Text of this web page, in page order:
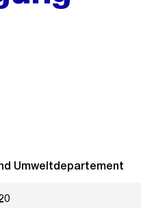
Umweltdepartement